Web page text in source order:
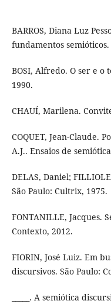
BARROS, Diana Luz
fundamentos
BOSI, Alfredo. O ser e o
1990.
CHAUÍ, Marilena.
COQUET, Jean-Claude.
A.J.. Ensaios de
DELAS, Daniel;
São Paulo: Cultrix, 1975.
FONTANILLE, Jacques.
Contexto, 2012.
FIORIN, José Luiz. Em
discursivos. São Paulo:
_____. A semiótica